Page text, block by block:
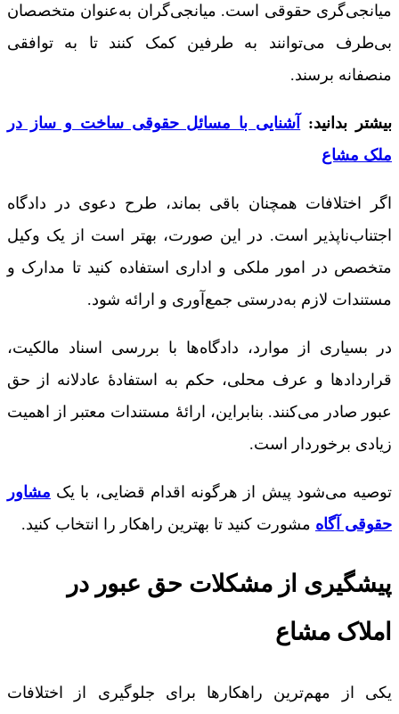
میانجی‌گری حقوقی است. میانجی‌گران به‌عنوان متخصصان
بی‌طرف می‌توانند به طرفین کمک کنند تا به توافقی
منصفانه برسند.
بیشتر بدانید:
آشنایی با مسائل حقوقی ساخت و ساز در
ملک مشاع
اگر اختلافات همچنان باقی بماند، طرح دعوی در دادگاه
اجتناب‌ناپذیر است. در این صورت، بهتر است از یک وکیل
متخصص در امور ملکی و اداری استفاده کنید تا مدارک و
مستندات لازم به‌درستی جمع‌آوری و ارائه شود.
در بسیاری از موارد، دادگاه‌ها با بررسی اسناد مالکیت،
قراردادها و عرف محلی، حکم به استفادۀ عادلانه از حق
عبور صادر می‌کنند. بنابراین، ارائۀ مستندات معتبر از اهمیت
زیادی برخوردار است.
توصیه می‌شود پیش از هرگونه اقدام قضایی، با یک مشاور
حقوقی آگاه مشورت کنید تا بهترین راهکار را انتخاب کنید.
پیشگیری از مشکلات حق عبور در
املاک مشاع
یکی از مهم‌ترین راهکارها برای جلوگیری از اختلافات